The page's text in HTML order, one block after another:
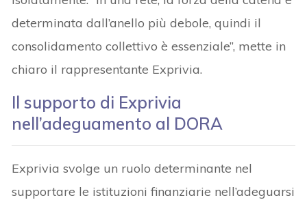
determinata dall’anello più debole, quindi il
consolidamento collettivo è essenziale”, mette in
chiaro il rappresentante Exprivia.
Il supporto di Exprivia
nell’adeguamento al DORA
Exprivia svolge un ruolo determinante nel
supportare le istituzioni finanziarie nell’adeguarsi